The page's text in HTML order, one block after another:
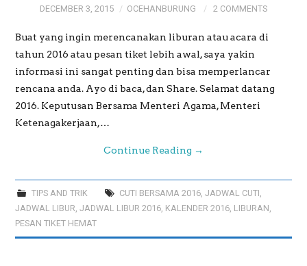
DECEMBER 3, 2015 OCEHANBURUNG 2 COMMENTS
Buat yang ingin merencanakan liburan atau acara di
tahun 2016 atau pesan tiket lebih awal, saya yakin
informasi ini sangat penting dan bisa memperlancar
rencana anda. Ayo di baca, dan Share. Selamat datang
2016. Keputusan Bersama Menteri Agama, Menteri
Ketenagakerjaan,…
Continue Reading →
TIPS AND TRIK CUTI BERSAMA 2016, JADWAL CUTI
JADWAL LIBUR ,JADWAL LIBUR 2016 KALENDER 2016 LIBURAN
PESAN TIKET HEMAT